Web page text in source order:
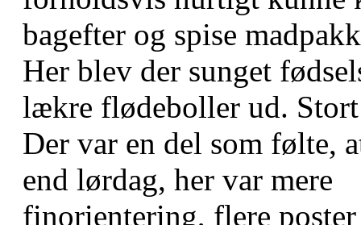
bagefter og spise
Her blev der sunget
lækre flødeboller ud.
Der var en del som følte,
end lørdag, her var mere
finorientering, flere